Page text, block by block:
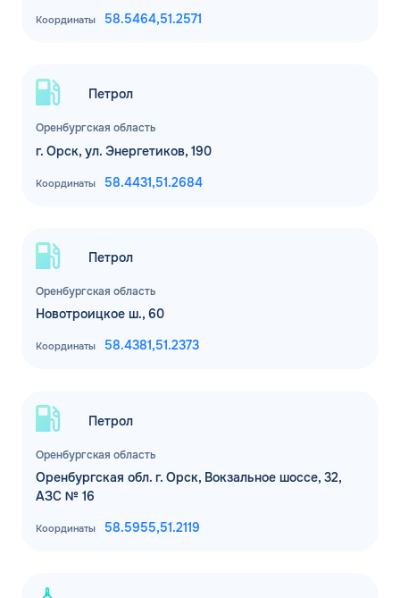
Координаты 58.5464,51.2571
Оренбургская область
Петрол
г. Орск, ул. Энергетиков, 190
Координаты 58.4431,51.2684
Оренбургская область
Петрол
Новотроицкое ш., 60
Координаты 58.4381,51.2373
Оренбургская область
Петрол
Оренбургская обл. г. Орск, Вокзальное шоссе, 32,
АЗС № 16
Координаты 58.5955,51.2119